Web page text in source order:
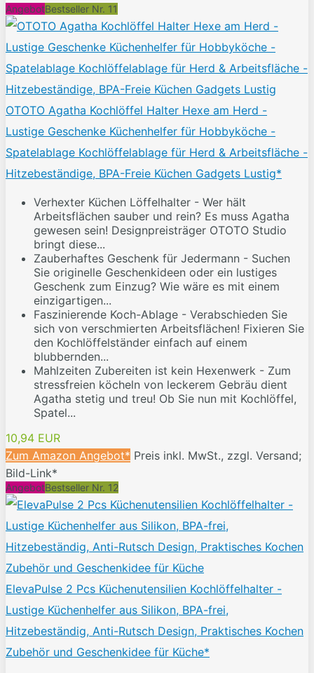
AngebotBestseller Nr. 11
OTOTO Agatha Kochlöffel Halter Hexe am Herd -
Lustige Geschenke Küchenhelfer für Hobbyköche -
Spatelablage Kochlöffelablage für Herd & Arbeitsfläche -
Hitzebeständige, BPA-Freie Küchen Gadgets Lustig*
Verhexter Küchen Löffelhalter - Wer hält
Arbeitsflächen sauber und rein? Es muss Agatha
gewesen sein! Designpreisträger OTOTO Studio
bringt diese...
Zauberhaftes Geschenk für Jedermann - Suchen
Sie originelle Geschenkideen oder ein lustiges
Geschenk zum Einzug? Wie wäre es mit einem
einzigartigen...
Faszinierende Koch-Ablage - Verabschieden Sie
sich von verschmierten Arbeitsflächen! Fixieren Sie
den Kochlöffelständer einfach auf einem
blubbernden...
Mahlzeiten Zubereiten ist kein Hexenwerk - Zum
stressfreien köcheln von leckerem Gebräu dient
Agatha stetig und treu! Ob Sie nun mit Kochlöffel,
Spatel...
10,94 EUR
Zum Amazon Angebot* Preis inkl. MwSt., zzgl. Versand;
Bild-Link*
AngebotBestseller Nr. 12
ElevaPulse 2 Pcs Küchenutensilien Kochlöffelhalter -
Lustige Küchenhelfer aus Silikon, BPA-frei,
Hitzebeständig, Anti-Rutsch Design, Praktisches Kochen
Zubehör und Geschenkidee für Küche*